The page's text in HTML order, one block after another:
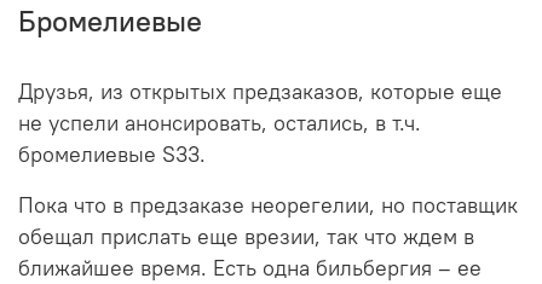
Бромелиевые
Друзья, из открытых предзаказов, которые еще
не успели анонсировать, остались, в т.ч.
бромелиевые S33.
Пока что в предзаказе неорегелии, но поставщик
обещал прислать еще врезии, так что ждем в
ближайшее время. Есть одна бильбергия – ее